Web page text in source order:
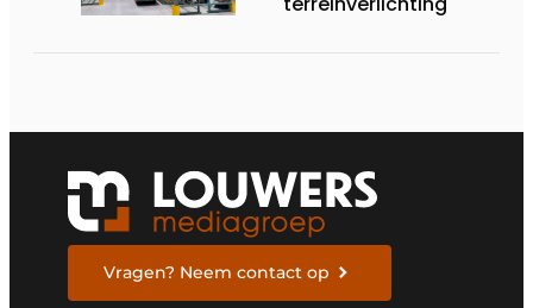
Vragen? Neem contact op